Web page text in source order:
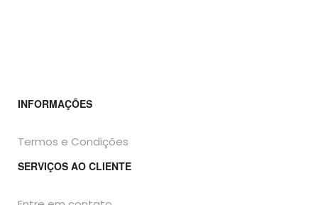
INFORMAÇÕES
Termos e Condições
SERVIÇOS AO CLIENTE